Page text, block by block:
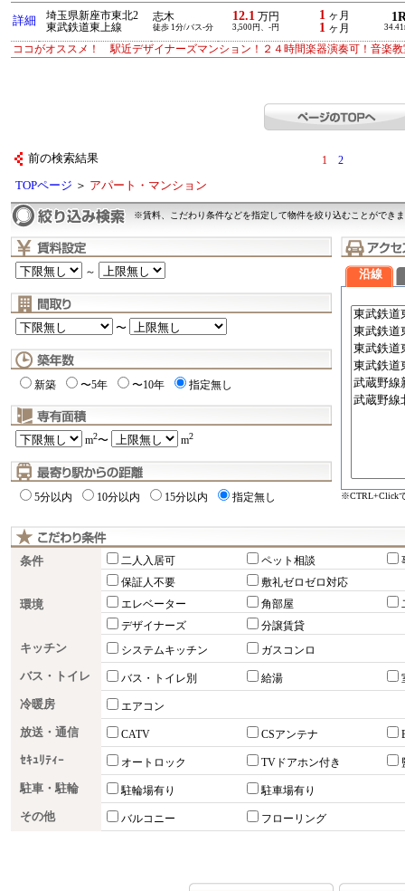
詳細
埼玉県新座市東北2
東武鉄道東上線
志木
徒歩 1分/バス-分
12.1 万円
3,500円、-円
1 ヶ月
1 ヶ月
ココがオススメ！ 駅近デザイナーズマンション！２４時間楽器演奏可！音楽
前の検索結果 1 2
TOPページ ＞ アパート・マンション
※賃料、こだわり条件などを指定して物件を絞り込むことができ
～
〜
新築 〜5年 〜10年 指定無し
m2〜 m2
5分以内 10分以内 15分以内 指定無し
沿線
※CTRL+Click
条件 二人入居可 ペット相談
保証人不要
敷礼ゼロゼロ対応
環境 エレベーター 角部屋
デザイナーズ
分譲賃貸
キッチン システムキッチン ガスコンロ
バス・トイレ バス・トイレ別 給湯
冷暖房 エアコン
放送・通信 CATV CSアンテナ
ｾｷｭﾘﾃｨｰ オートロック TVドアホン付き
駐車・駐輪 駐輪場有り 駐車場有り
その他 バルコニー フローリング